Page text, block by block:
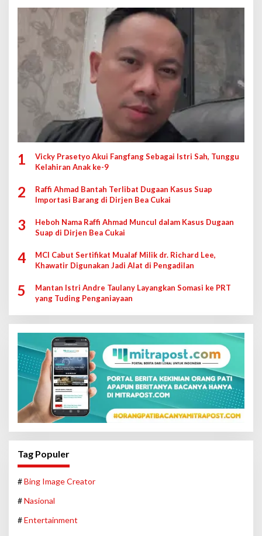
1
Vicky Prasetyo Akui Fangfang Sebagai Istri Sah, Tunggu
Kelahiran Anak ke-9
2
Raffi Ahmad Bantah Terlibat Dugaan Kasus Suap
Importasi Barang di Dirjen Bea Cukai
3
Heboh Nama Raffi Ahmad Muncul dalam Kasus Dugaan
Suap di Dirjen Bea Cukai
4
MCI Cabut Sertifikat Mualaf Milik dr. Richard Lee,
Khawatir Digunakan Jadi Alat di Pengadilan
5
Mantan Istri Andre Taulany Layangkan Somasi ke PRT
yang Tuding Penganiayaan
Tag Populer
#Bing Image Creator
#Nasional
#Entertainment